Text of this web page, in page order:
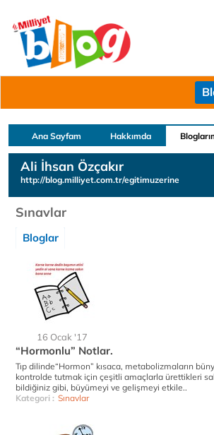
Ana Sayfam Hakkımda
Ali İhsan Özçakır
http://blog.milliyet.com.tr/egitimuzerine
Sınavlar
Bloglar
16 Ocak '17
“Hormonlu” Notlar.
Tıp dilinde“Hormon” kısaca, metabolizmaların
kontrolde tutmak için çeşitli amaçlarla ürettikleri
bildiğiniz gibi, büyümeyi ve gelişmeyi etkile..
Kategori : Sınavlar